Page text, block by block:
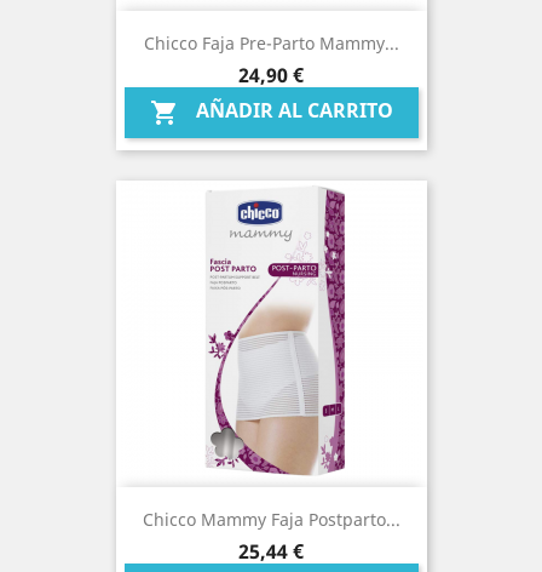
Chicco Faja Pre-Parto Mammy...
Precio
24,90 €
 AÑADIR AL CARRITO
Chicco Mammy Faja Postparto...
Precio
25,44 €